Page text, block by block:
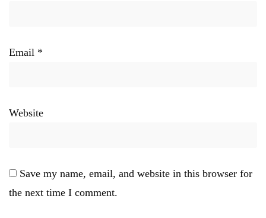
Email *
Website
Save my name, email, and website in this browser for
the next time I comment.